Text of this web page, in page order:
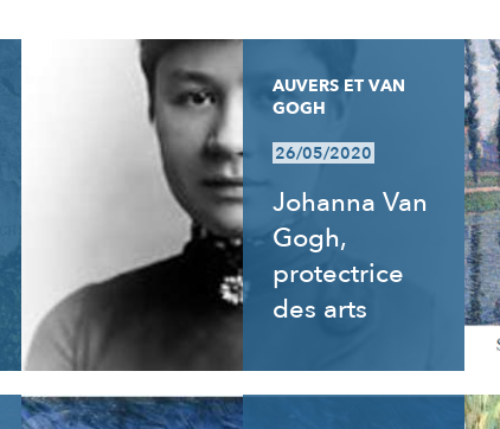
AUVERS ET VAN
GOGH
26/05/2020
Johanna Van
Gogh,
protectrice
des arts